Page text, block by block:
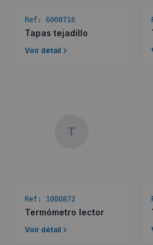
Ref: 6000716
Tapas tejadillo
Voir détail
T
Ref: 1000872
Termómetro lector
Voir détail